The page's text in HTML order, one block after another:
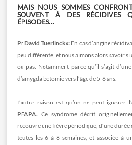
MAIS NOUS SOMMES
SOUVENT À DES RÉCIDIVES
ÉPISODES…
Pr David Tuerlinckx:En cas d’angine
peu différente, et nous aimons alors savoir
ou pas. Notamment parce qu’il s’agit
d’amygdalectomie vers l’âge de 5-6 ans.
L’autre raison est qu’on ne peut ignorer
PFAPA. Ce syndrome décrit
recouvre une fièvre périodique, d’une
toutes les 6 à 8 semaines, et associée à